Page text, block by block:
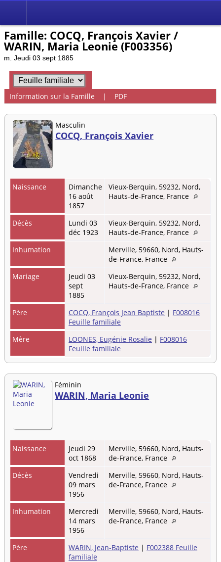
Famille: COCQ, François Xavier /
WARIN, Maria Leonie (F003356)
m. Jeudi 03 sept 1885
Information sur la Famille | PDF
Masculin
COCQ, François Xavier
Naissance
Dimanche
16 août
1857
Vieux-Berquin, 59232, Nord,
Hauts-de-France, France
Décès
Lundi 03
déc 1923
Vieux-Berquin, 59232, Nord,
Hauts-de-France, France
Inhumation
Merville, 59660, Nord, Hauts-
de-France, France
Mariage
Jeudi 03
sept
1885
Vieux-Berquin, 59232, Nord,
Hauts-de-France, France
Père COCQ, François Jean Baptiste | F008016
Feuille familiale
Mère
LOONES, Eugénie Rosalie | F008016
Feuille familiale
Féminin
WARIN, Maria Leonie
Naissance
Jeudi 29
oct 1868
Merville, 59660, Nord, Hauts-
de-France, France
Décès
Vendredi
09 mars
1956
Merville, 59660, Nord, Hauts-
de-France, France
Inhumation
Mercredi
14 mars
1956
Merville, 59660, Nord, Hauts-
de-France, France
Père WARIN, Jean-Baptiste | F002388 Feuille
familiale